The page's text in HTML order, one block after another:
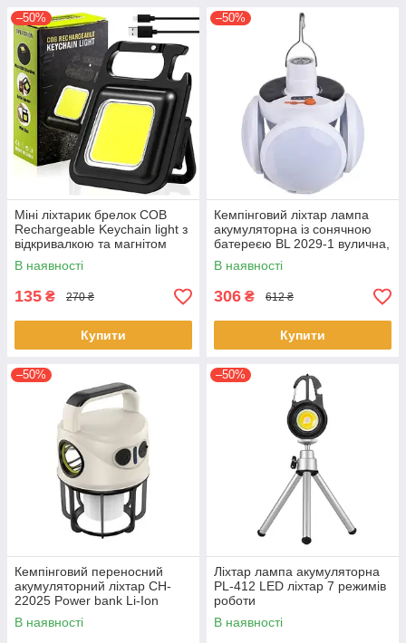
–50%
Міні ліхтарик брелок COB
Rechargeable Keychain light з
відкривалкою та магнітом
світильник акумуляторний
В наявності
135 ₴ 270 ₴
Купити
–50%
Кемпінговий ліхтар лампа
акумуляторна із сонячною
батереєю BL 2029-1 вулична,
підвісна 5Вт Білий
В наявності
306 ₴ 612 ₴
Купити
–50%
Кемпінговий переносний
акумуляторний ліхтар CH-
22025 Power bank Li-Ion
акумулятор ЗУ Type-C
В наявності
–50%
Ліхтар лампа акумуляторна
PL-412 LED ліхтар 7 режимів
роботи
В наявності